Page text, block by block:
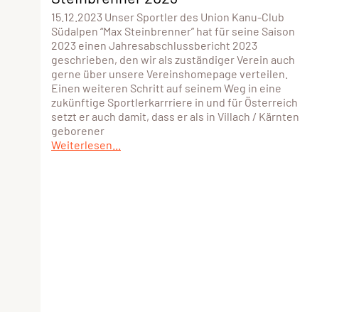
15.12.2023 Unser Sportler des Union Kanu-Club
Südalpen “Max Steinbrenner” hat für seine Saison
2023 einen Jahresabschlussbericht 2023
geschrieben, den wir als zuständiger Verein auch
gerne über unsere Vereinshomepage verteilen.
Einen weiteren Schritt auf seinem Weg in eine
zukünftige Sportlerkarrriere in und für Österreich
setzt er auch damit, dass er als in Villach / Kärnten
geborener
Weiterlesen...